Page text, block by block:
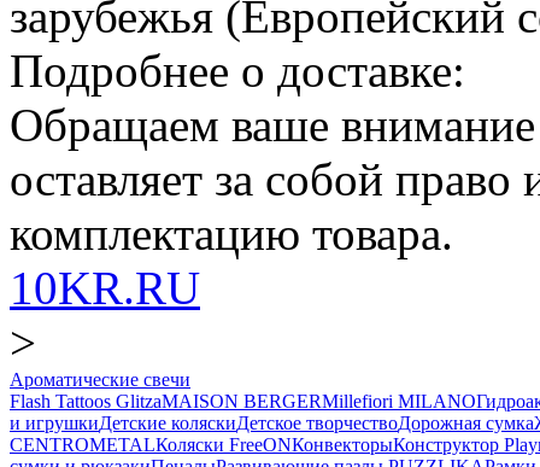
зарубежья
Подробнее о доставке:
Обращаем ваше внимание
оставляет за собой
комплектацию товара.
10KR.RU
>
Ароматические свечи
Flash Tattoos GlitzaMAISON BERGERMillefiori MILANO
и игрушкиДетские коляскиДетское творчествоДорожная сумка
CENTROMETALКоляски FreeONКонвекторыКонструктор